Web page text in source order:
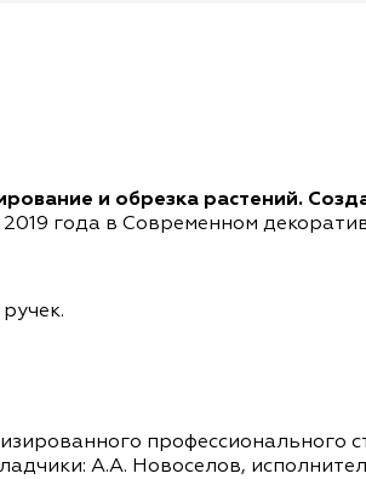
и обрезка растений.
2019 года в Современном
профессионального
А.А. Новоселов,